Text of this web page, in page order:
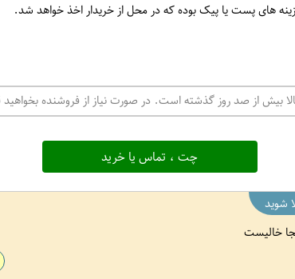
های پست یا پیک بوده که در محل از خریدار اخذ خواهد شد.
بیش از صد روز گذشته است. در صورت نیاز از فروشنده بخواهید
چت ، تماس یا خرید
شوید
خالیست